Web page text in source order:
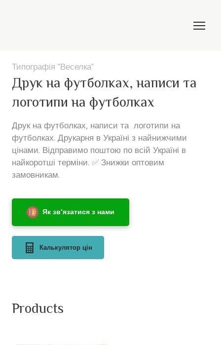
Типографія "Веселка"
Друк на футболках, написи та
логотипи на футболках
Друк на футболках, написи та  логотипи на
футболках. Друкарня в Україні з найнижчими
цінами. Відправимо поштою по всій Україні в
найкоротші терміни. ✅ Знижки оптовим
замовникам.
Як зв'язатися з нами
Калькулятор цін
Products